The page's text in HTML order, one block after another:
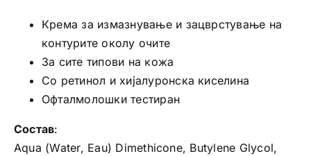
Крема за измазнување и зацврстување на
контурите околу очите
За сите типови на кожа
Со ретинол и хијалуронска киселина
Офталмолошки тестиран
Состав:
Aqua (Water, Eau) Dimethicone, Butylene Glycol,